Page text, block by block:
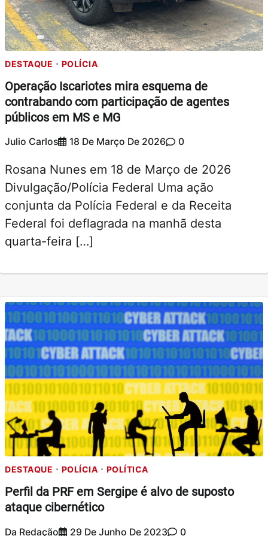
DESTAQUE POLÍCIA
Operação Iscariotes mira esquema de
contrabando com participação de agentes
públicos em MS e MG
Julio Carlos 18 De Março De 2026 0
Rosana Nunes em 18 de Março de 2026
Divulgação/Polícia Federal Uma ação
conjunta da Polícia Federal e da Receita
Federal foi deflagrada na manhã desta
quarta-feira […]
DESTAQUE POLÍCIA POLÍTICA
Perfil da PRF em Sergipe é alvo de suposto
ataque cibernético
Da Redação 29 De Junho De 2023 0